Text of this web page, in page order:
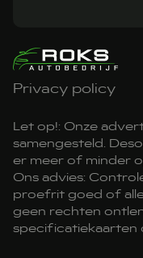
Privacy policy
Let op!: Onze
samengesteld.
er meer of minder
Ons advies:
proefrit goed of
geen rechten
specificatiekaarten